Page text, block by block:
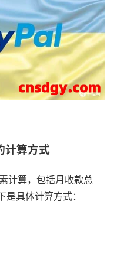
计算方式
计算，包括月收款总
具体计算方式：